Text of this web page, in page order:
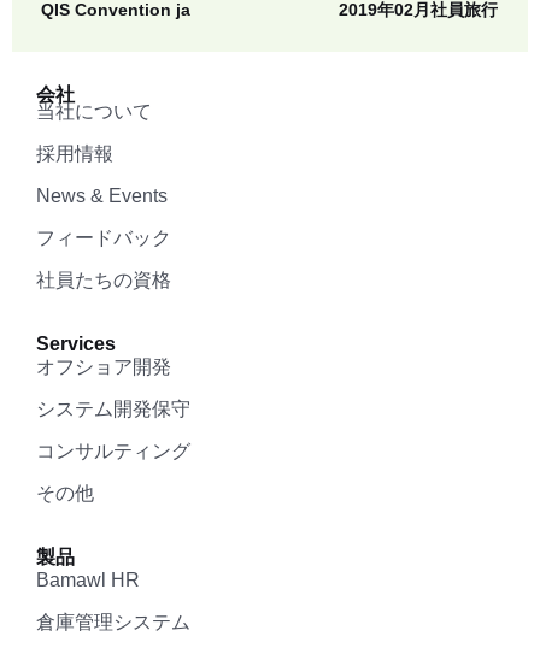
QIS Convention ja 2019年02月社員旅行
会社
当社について
採用情報
News & Events
フィードバック
社員たちの資格
Services
オフショア開発
システム開発保守
コンサルティング
その他
製品
Bamawl HR
倉庫管理システム